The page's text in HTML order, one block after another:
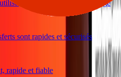
et excellents taux de change
sont rapides et sécurisés
et fiable